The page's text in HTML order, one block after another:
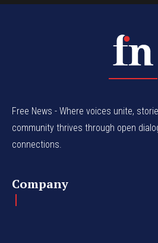
Free News - Where voices unite,
community thrives through open
connections.
Company